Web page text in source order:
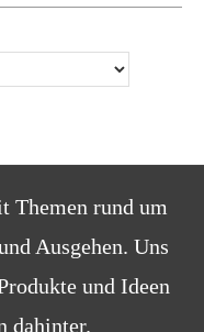
Themen rund um
Ausgehen. Uns
und Ideen
dahinter.